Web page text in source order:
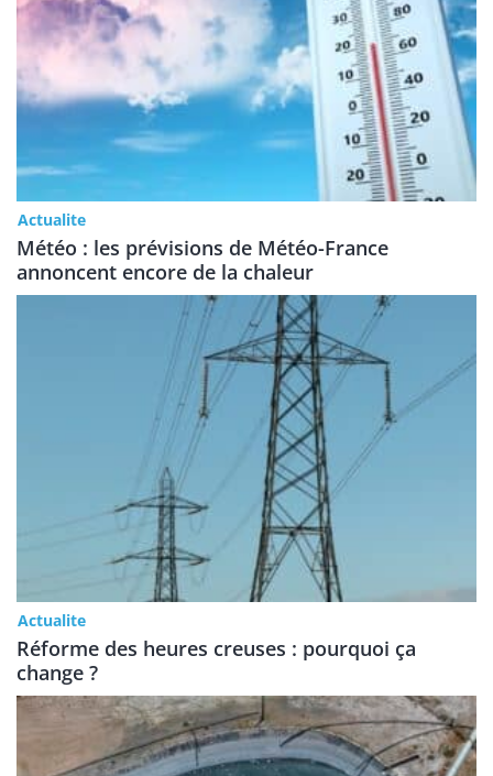
Actualite
Météo : les prévisions de Météo-France
annoncent encore de la chaleur
Actualite
Réforme des heures creuses : pourquoi ça
change ?